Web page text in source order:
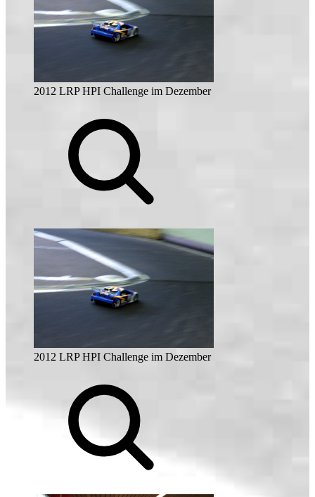
2012 LRP HPI Challenge im Dezember
2012 LRP HPI Challenge im Dezember